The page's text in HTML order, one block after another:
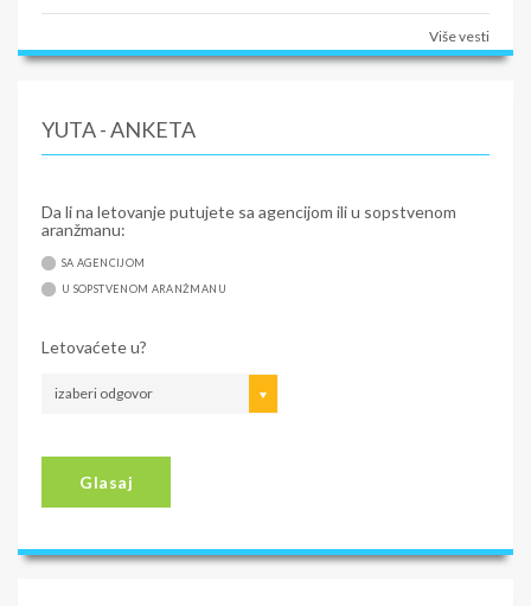
Više vesti
YUTA - ANKETA
Da li na letovanje putujete sa agencijom ili u sopstvenom
aranžmanu:
SA AGENCIJOM
U SOPSTVENOM ARANŽMANU
Letovaćete u?
izaberi odgovor
Glasaj